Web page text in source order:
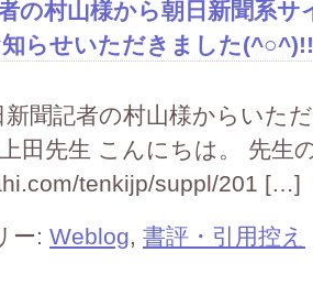
の村山様から朝日新聞系
らせいただきました(^○^)!!
新聞記者の村山様からいた
上田先生 こんにちは。 先
tenkijp/suppl/201 […]
ー: Weblog, 書評・引用控え